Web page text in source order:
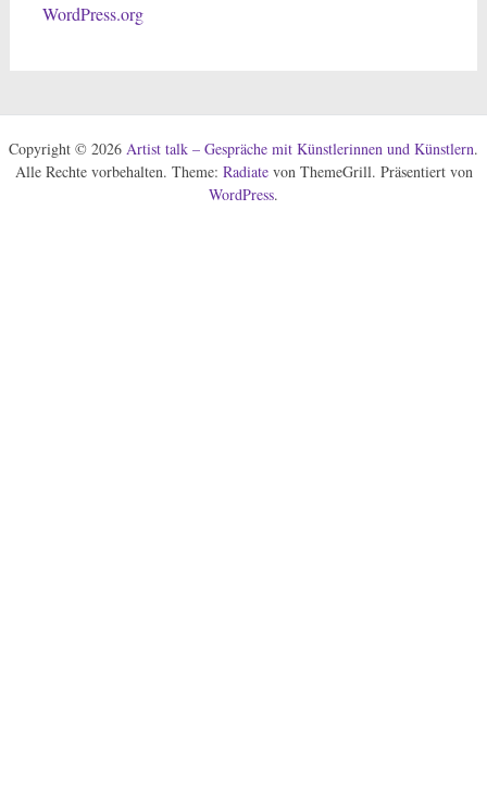
WordPress.org
Copyright © 2026 Artist talk – Gespräche mit Künstlerinnen und Künstlern.
Alle Rechte vorbehalten. Theme: Radiatevon ThemeGrill. Präsentiert von
WordPress.